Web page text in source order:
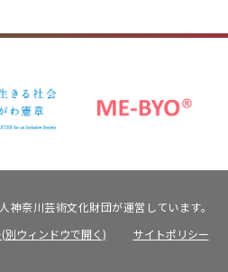
神奈川芸術文化財団が運営しています。
別ウィンドウで開く) サイトポリシー